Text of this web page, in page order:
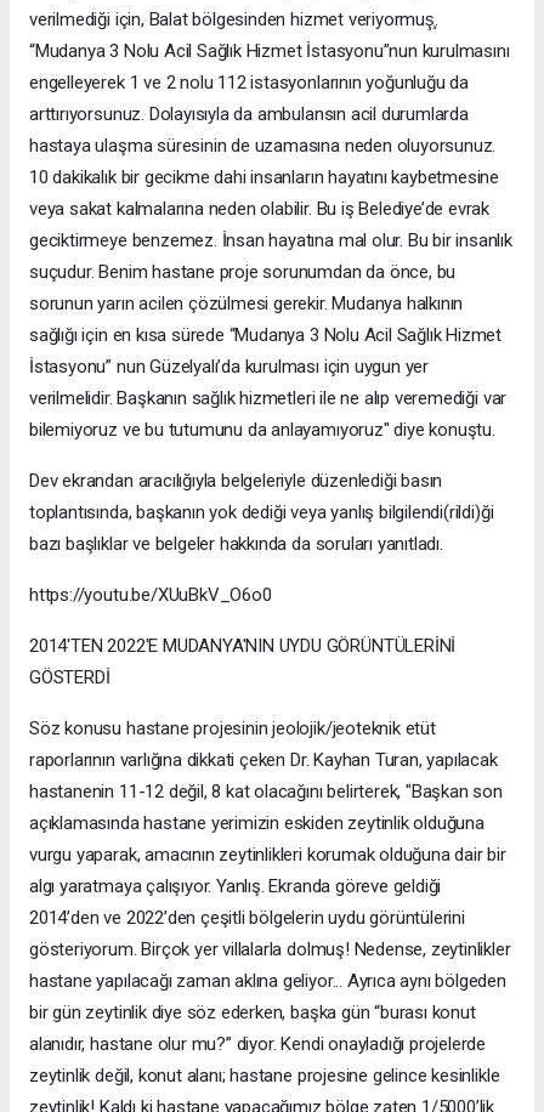
verilmediği için, Balat bölgesinden hizmet veriyormuş̧.
“Mudanya 3 Nolu Acil Sağlık Hizmet İstasyonu”nun kurulmasını
engelleyerek 1 ve 2 nolu 112 istasyonlarının yoğunluğu da
arttırıyorsunuz. Dolayısıyla da ambulansın acil durumlarda
hastaya ulaşma süresinin de uzamasına neden oluyorsunuz.
10 dakikalık bir gecikme dahi insanların hayatını kaybetmesine
veya sakat kalmalarına neden olabilir. Bu iş Belediye’de evrak
geciktirmeye benzemez. İnsan hayatına mal olur. Bu bir insanlık
suçudur. Benim hastane proje sorunumdan da önce, bu
sorunun yarın acilen çözülmesi gerekir. Mudanya halkının
sağlığı için en kısa sürede “Mudanya 3 Nolu Acil Sağlık Hizmet
İstasyonu” nun Güzelyalı’da kurulması için uygun yer
verilmelidir. Başkanın sağlık hizmetleri ile ne alıp veremediği var
bilemiyoruz ve bu tutumunu da anlayamıyoruz" diye konuştu.
Dev ekrandan aracılığıyla belgeleriyle düzenlediği basın
toplantısında, başkanın yok dediği veya yanlış bilgilendi(rildi)ği
bazı başlıklar ve belgeler hakkında da soruları yanıtladı.
https://youtu.be/XUuBkV_O6o0
2014'TEN 2022'E MUDANYA'NIN UYDU GÖRÜNTÜLERİNİ
GÖSTERDİ
Söz konusu hastane projesinin jeolojik/jeoteknik etüt
raporlarının varlığına dikkati çeken Dr. Kayhan Turan, yapılacak
hastanenin 11-12 değil, 8 kat olacağını belirterek, "Başkan son
açıklamasında hastane yerimizin eskiden zeytinlik olduğuna
vurgu yaparak, amacının zeytinlikleri korumak olduğuna dair bir
algı yaratmaya çalışıyor. Yanlış. Ekranda göreve geldiği
2014’den ve 2022’den çeşitli bölgelerin uydu görüntülerini
gösteriyorum. Birçok yer villalarla dolmuş! Nedense, zeytinlikler
hastane yapılacağı zaman aklına geliyor... Ayrıca aynı bölgeden
bir gün zeytinlik diye söz ederken, başka gün “burası konut
alanıdır, hastane olur mu?” diyor. Kendi onayladığı projelerde
zeytinlik değil, konut alanı; hastane projesine gelince kesinlikle
zeytinlik! Kaldı ki hastane yapacağımız bölge zaten 1/5000’lik